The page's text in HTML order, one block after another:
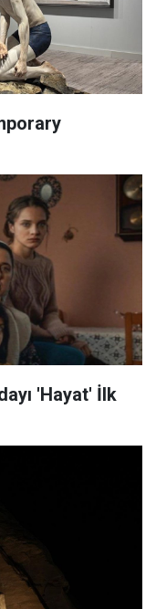
'Hayat' İlk